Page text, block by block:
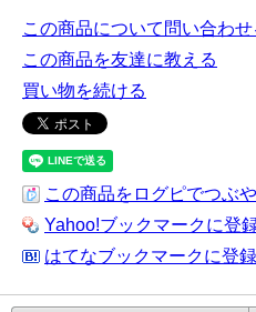
この商品について問い合わせ
この商品を友達に教える
買い物を続ける
この商品をログピでつぶや
Yahoo!ブックマークに登
はてなブックマークに登